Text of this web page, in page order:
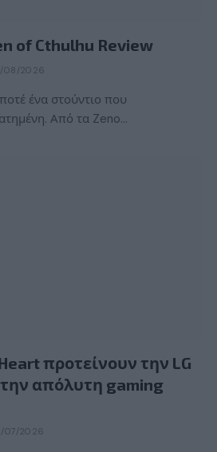
of Cthulhu Review
08/2026
ένα στούντιο που
Από τα Zeno…
προτείνουν την LG
την απόλυτη gaming
07/2026